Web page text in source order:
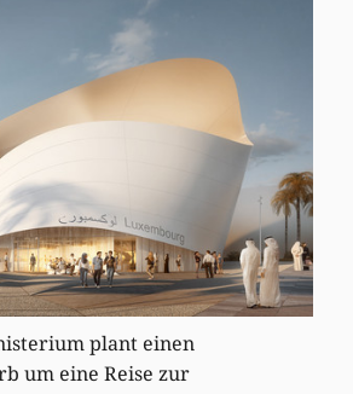
plant einen
um eine Reise zur